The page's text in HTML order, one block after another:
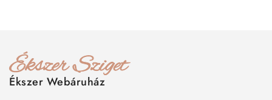
Ékszer Webáruház